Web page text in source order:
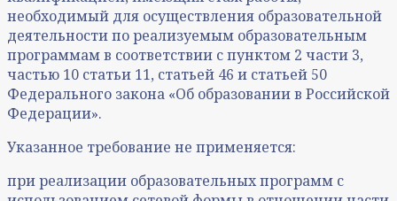
необходимый для осуществления образовательной
деятельности по реализуемым образовательным
программам в соответствии с пунктом 2 части 3,
частью 10 статьи 11, статьей 46 и статьей 50
Федерального закона «Об образовании в Российской
Федерации».
Указанное требование не применяется:
при реализации образовательных программ с